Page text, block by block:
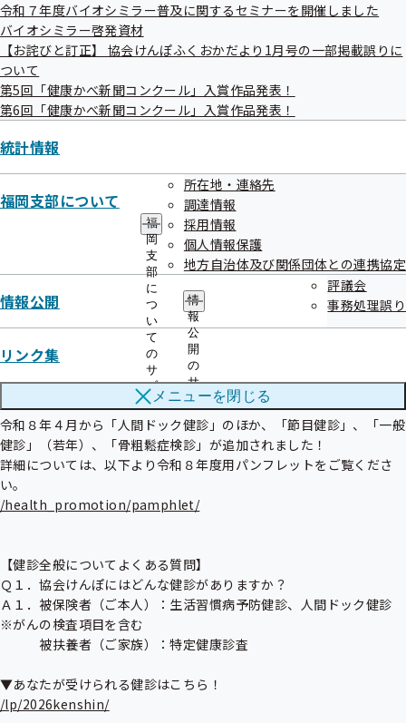
令和７年度バイオシミラー普及に関するセミナーを開催しました
バイオシミラー啓発資材
【お詫びと訂正】 協会けんぽふくおかだより1月号の一部掲載誤りに
ついて
第5回「健康かべ新聞コンクール」入賞作品発表！
第6回「健康かべ新聞コンクール」入賞作品発表！
統計情報
福岡支部について
福
岡
支
部
に
つ
い
て
の
サ
ブ
メ
ニ
ュ
ー
所在地・連絡先
調達情報
採用情報
個人情報保護
地方自治体及び関係団体との連携協定
情報公開
情
報
公
開
の
サ
ブ
メ
ニ
ュ
ー
評議会
事務処理誤り
リンク集
メニューを閉じる
――――――――――――――――――――――――――――――――――――――
協会けんぽでは、これまで「紙」の申請書によって行われていた各種
手続きについて、ご自宅や職場のパソコン、スマートフォンを利用し
て申請することができる「電子申請サービス」を開始しました。
「郵送すること」の手間・時間・費用をかけずに、オンラインで各種
申請手続きが可能となり、加えて審査状況も確認することができます
ので、ぜひ「電子申請サービス」をご利用ください！
/electronic_application/about/
▼電子申請サービス対象申請書一覧はこちら
/electronic_application/covered_applications/
――――――――――――――――――――――――――――――――――――――
２．令和８年度から健診がさらに充実！～よくある質問集～
――――――――――――――――――――――――――――――――――――――
令和８年４月から「人間ドック健診」のほか、「節目健診」、「一般
健診」（若年）、「骨粗鬆症検診」が追加されました！
詳細については、以下より令和８年度用パンフレットをご覧くださ
/health_promotion/pamphlet/
【健診全般についてよくある質問】
Ｑ１．協会けんぽにはどんな健診がありますか？
Ａ１．被保険者（ご本人）：生活習慣病予防健診、人間ドック健診
※がんの検査項目を含む
被扶養者（ご家族）：特定健康診査
/lp/2026kenshin/